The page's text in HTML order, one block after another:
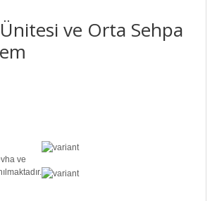
ve Orta Sehpa
ve